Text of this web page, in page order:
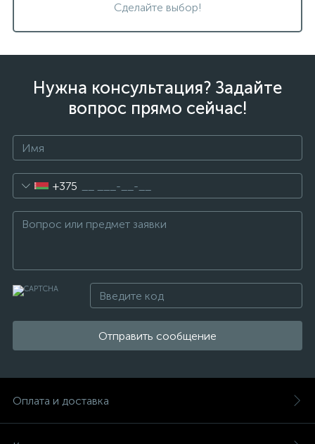
Сделайте выбор!
Нужна консультация? Задайте
вопрос прямо сейчас!
+375
Отправить сообщение
Оплата и доставка